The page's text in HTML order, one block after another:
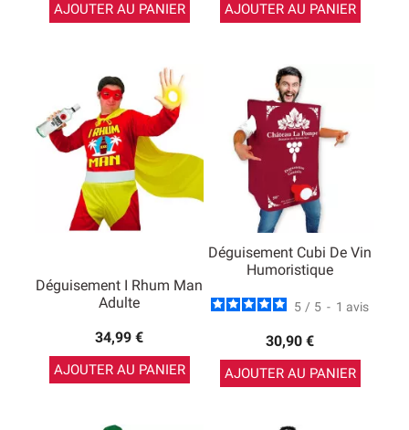
AJOUTER AU PANIER AJOUTER AU PANIER
Déguisement I Rhum Man
Adulte
34,99 €
AJOUTER AU PANIER
Déguisement Cubi De Vin
Humoristique
5 / 5 - 1 avis
30,90 €
AJOUTER AU PANIER